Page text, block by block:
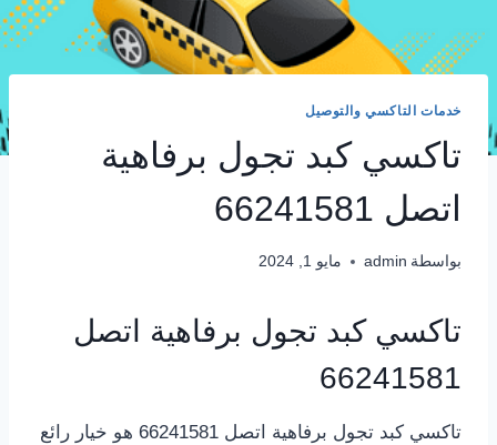
خدمات التاكسي والتوصيل
تاكسي كبد تجول برفاهية
اتصل 66241581
بواسطة admin مايو 1, 2024
تاكسي كبد تجول برفاهية اتصل
66241581
تاكسي كبد تجول برفاهية اتصل 66241581 هو خيار رائع